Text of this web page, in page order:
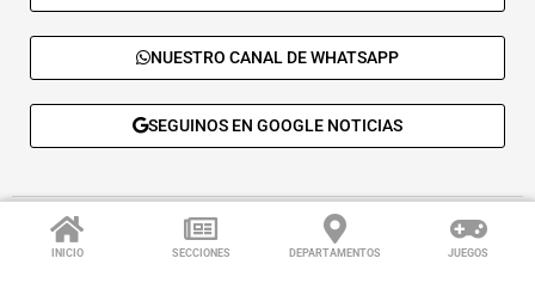
INICIO SECCIONES DEPARTAMENTOS JUEGOS
NUESTRO CANAL DE WHATSAPP
SEGUINOS EN GOOGLE NOTICIAS
© 2026 - El Sol de San Juan. Todos los derechos reservados. |
Desarrolla:
Daskalos Solutions